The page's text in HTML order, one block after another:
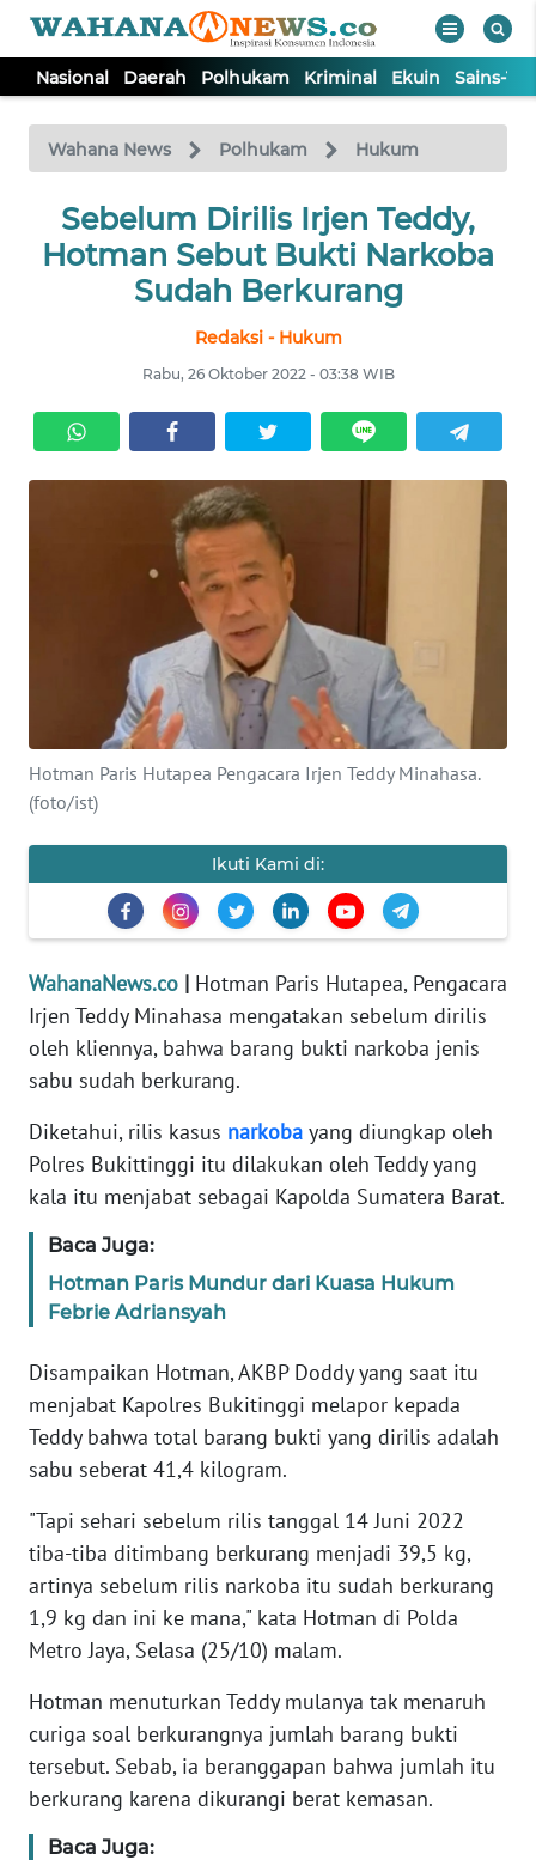
Nasional Daerah Polhukam Kriminal Ekuin Sains-
Wahana News Polhukam Hukum
Sebelum Dirilis Irjen Teddy,
Hotman Sebut Bukti Narkoba
Sudah Berkurang
Redaksi - Hukum
Rabu, 26 Oktober 2022 - 03:38 WIB
Hotman Paris Hutapea Pengacara Irjen Teddy Minahasa.
(foto/ist)
Ikuti Kami di:
WahanaNews.co | Hotman Paris Hutapea, Pengacara
Irjen Teddy Minahasa mengatakan sebelum dirilis
oleh kliennya, bahwa barang bukti narkoba jenis
sabu sudah berkurang.
Diketahui, rilis kasus narkoba yang diungkap oleh
Polres Bukittinggi itu dilakukan oleh Teddy yang
kala itu menjabat sebagai Kapolda Sumatera Barat.
Baca Juga:
Hotman Paris Mundur dari Kuasa Hukum
Febrie Adriansyah
Disampaikan Hotman, AKBP Doddy yang saat itu
menjabat Kapolres Bukitinggi melapor kepada
Teddy bahwa total barang bukti yang dirilis adalah
sabu seberat 41,4 kilogram.
"Tapi sehari sebelum rilis tanggal 14 Juni 2022
tiba-tiba ditimbang berkurang menjadi 39,5 kg,
artinya sebelum rilis narkoba itu sudah berkurang
1,9 kg dan ini ke mana," kata Hotman di Polda
Metro Jaya, Selasa (25/10) malam.
Hotman menuturkan Teddy mulanya tak menaruh
curiga soal berkurangnya jumlah barang bukti
tersebut. Sebab, ia beranggapan bahwa jumlah itu
berkurang karena dikurangi berat kemasan.
Baca Juga:
TV
Tutup
NASIONAL
KRIMINAL
EKUIN
INTERNASIONAL
SERBA-SERBI
PENDIDIKAN
OLAHRAGA
EDITORIAL
Informasi
INDEKS
BERITA
KAMI
INFO
TENTANG
KAMI
MEDIA
SIBER
REDAKSI
KARIR
DISCLAIMER
Wahana
News
Regional